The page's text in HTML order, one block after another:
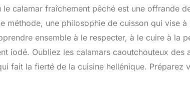
calamar fraîchement pêché est une offrande
méthode, une philosophie de cuisson qui vise à
ensemble à le respecter, à le cuire à la
iodé. Oubliez les calamars caoutchouteux des
fait la fierté de la cuisine hellénique.